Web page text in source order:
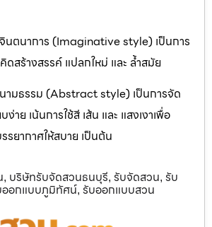
ตนาการ (Imaginative style) เป็นการ
สร้างสรรค์ แปลกใหม่ และ ล้ำสมัย
มธรรม (Abstract style) เป็นการจัด
าย เน้นการใช้สี เส้น และ แสงเงาเพื่อ
รยากาศให้สบาย เป็นต้น
, บริษัทรับจัดสวนธนบุรี, รับจัดสวน, รับ
อกแบบภูมิทัศน์, รับออกแบบสวน